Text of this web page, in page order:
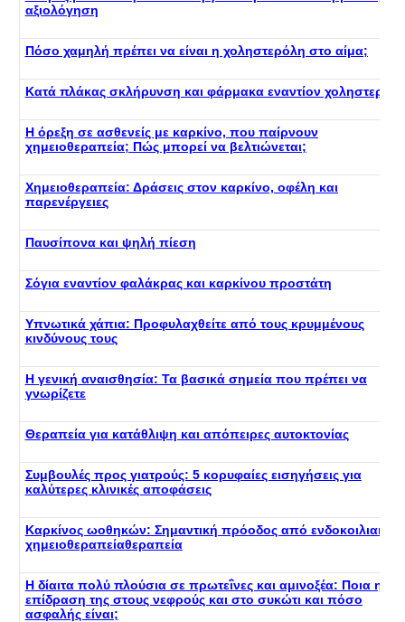
αξιολόγηση
Πόσο χαμηλή πρέπει να είναι η χοληστερόλη στο αίμα;
Κατά πλάκας σκλήρυνση και φάρμακα εναντίον
Η όρεξη σε ασθενείς με καρκίνο, που παίρνουν
χημειοθεραπεία; Πώς μπορεί να βελτιώνεται;
Χημειοθεραπεία: Δράσεις στον καρκίνο, οφέλη και
παρενέργειες
Παυσίπονα και ψηλή πίεση
Σόγια εναντίον φαλάκρας και καρκίνου προστάτη
Υπνωτικά χάπια: Προφυλαχθείτε από τους κρυμμένους
κινδύνους τους
Η γενική αναισθησία: Τα βασικά σημεία που πρέπει να
γνωρίζετε
Θεραπεία για κατάθλιψη και απόπειρες αυτοκτονίας
Συμβουλές προς γιατρούς: 5 κορυφαίες εισηγήσεις για
καλύτερες κλινικές αποφάσεις
Καρκίνος ωοθηκών: Σημαντική πρόοδος από ενδοκοιλιακή
χημειοθεραπείαθεραπεία
Η δίαιτα πολύ πλούσια σε πρωτεΐνες και αμινοξέα: Ποια η
επίδραση της στους νεφρούς και στο συκώτι και πόσο
ασφαλής είναι;